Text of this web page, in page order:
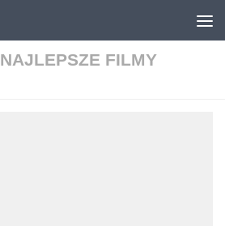
NAJLEPSZE FILMY